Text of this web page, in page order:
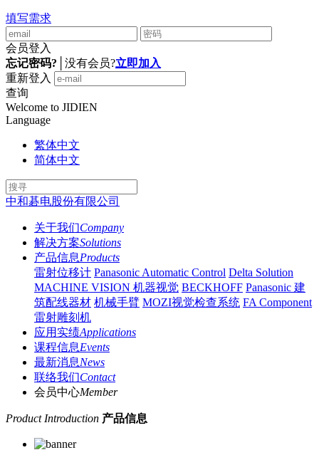
填写需求
会员登入
忘记密码?
没有会员?立即加入
重新登入
查询
Welcome to JIDIEN
Language
繁体中文
简体中文
中和碁电股份有限公司
关于我们Company
解决方案Solutions
产品信息Products
雷射位移计 Panasonic Automatic Control Delta Solution
MACHINE VISION 机器视觉 BECKHOFF Panasonic 建
筑配线器材 机械手臂 MOZI视觉检查系统 FA Component
雷射雕刻机
应用实绩Applications
课程信息Events
最新消息News
联络我们Contact
会员中心Member
Product Introduction 产品信息